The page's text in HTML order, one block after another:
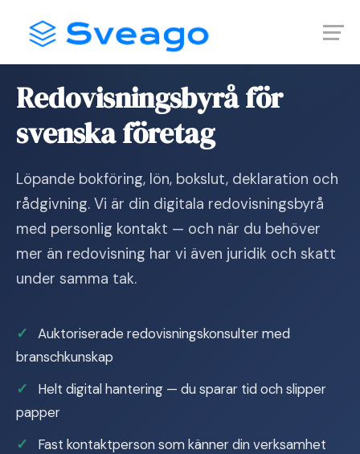
content
Redovisningsbyrå för
svenska företag
Löpande bokföring, lön, bokslut, deklaration och
rådgivning. Vi är din digitala redovisningsbyrå
med personlig kontakt — och när du behöver
mer än redovisning har vi även juridik och skatt
under samma tak.
Auktoriserade redovisningskonsulter med
branschkunskap
Helt digital hantering — du sparar tid och slipper
papper
Fast kontaktperson som känner din verksamhet